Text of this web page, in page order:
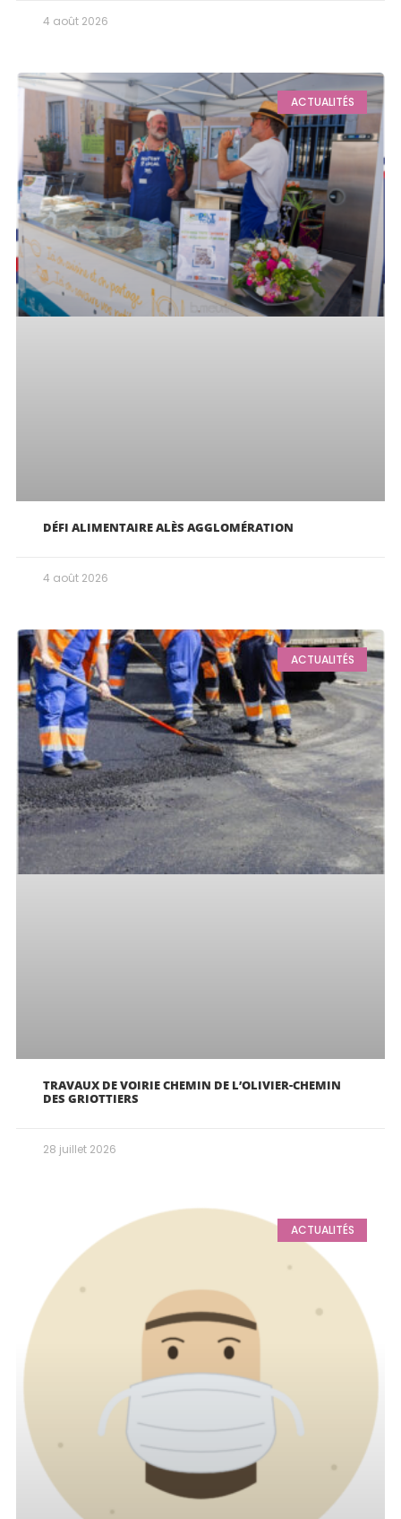
4 août 2026
ACTUALITÉS
DÉFI ALIMENTAIRE ALÈS AGGLOMÉRATION
4 août 2026
ACTUALITÉS
TRAVAUX DE VOIRIE CHEMIN DE L’OLIVIER-CHEMIN
DES GRIOTTIERS
28 juillet 2026
ACTUALITÉS